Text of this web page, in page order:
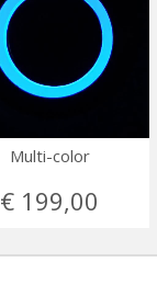
Multi-color
€ 199,00